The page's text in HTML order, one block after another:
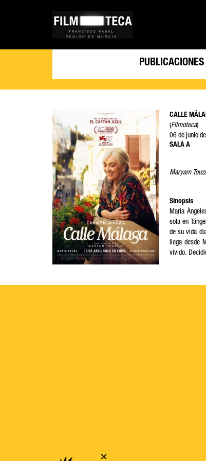
PUBLICACIONES
CALLE
(Filmoteca)
SALA A
Maryam
Sinopsis
María
sola en
de su vida
llega desde
vivido.